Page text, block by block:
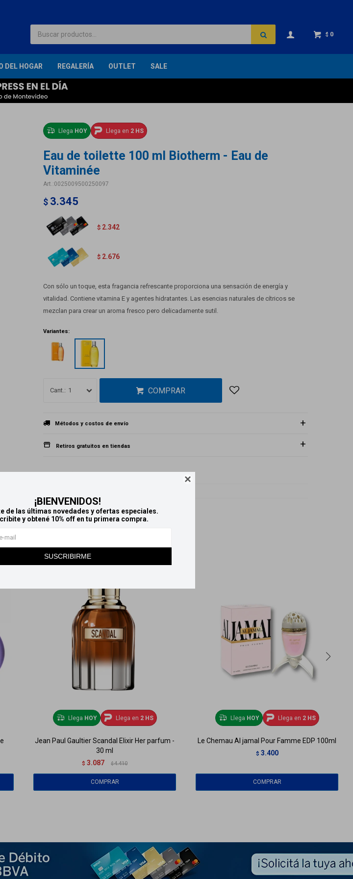

¡BIENVENIDOS!
de las últimas novedades y ofertas especiales.
y obtené 10% off en tu primera compra.
SUSCRIBIRME
DEL HOGAR REGALERÍA OUTLET SALE
$ 0
Llega HOY Llega en 2 HS
Eau de toilette 100 ml Biotherm - Eau de
Vitaminée
0025009500250097
$ 3.345
$ 2.342
$ 2.676
Con sólo un toque, esta fragancia refrescante proporciona una sensación de energía y
vitalidad. Contiene vitamina E y agentes hidratantes. Las esencias naturales de cítricos se
mezclan para crear un aroma fresco pero delicadamente sutil.
Variantes:
1 COMPRAR
Métodos y costos de envío
Retiros gratuitos en tiendas
te pueden interesar
Llega HOY Llega en 2 HS
Jean Paul Gaultier Scandal Elixir Her parfum -
30 ml
$ 3.087 $ 4.410
Llega HOY Llega en 2 HS
Le Chemau Al jamal Pour Famme EDP 100ml
$ 3.400